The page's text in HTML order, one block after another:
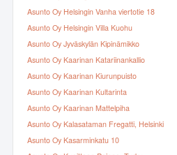
Asunto Oy Helsingin Vanha viertotie 18
Asunto Oy Helsingin Villa Kuohu
Asunto Oy Jyväskylän Kipinämikko
Asunto Oy Kaarinan Katariinankallio
Asunto Oy Kaarinan Kiurunpuisto
Asunto Oy Kaarinan Kultarinta
Asunto Oy Kaarinan Mattelpiha
Asunto Oy Kalasataman Fregatti, Helsinki
Asunto Oy Kasarminkatu 10